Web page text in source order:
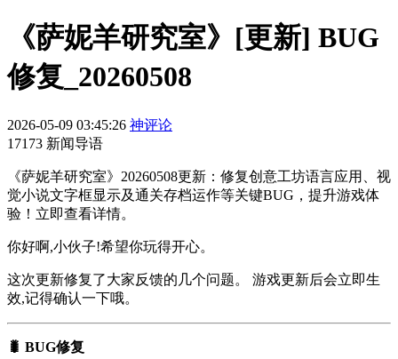
《萨妮羊研究室》[更新] BUG
修复_20260508
2026-05-09 03:45:26 神评论
17173 新闻导语
《萨妮羊研究室》20260508更新：修复创意工坊语言应用、视
觉小说文字框显示及通关存档运作等关键BUG，提升游戏体
验！立即查看详情。
你好啊,小伙子!希望你玩得开心。
这次更新修复了大家反馈的几个问题。 游戏更新后会立即生
效,记得确认一下哦。
🐛 BUG修复